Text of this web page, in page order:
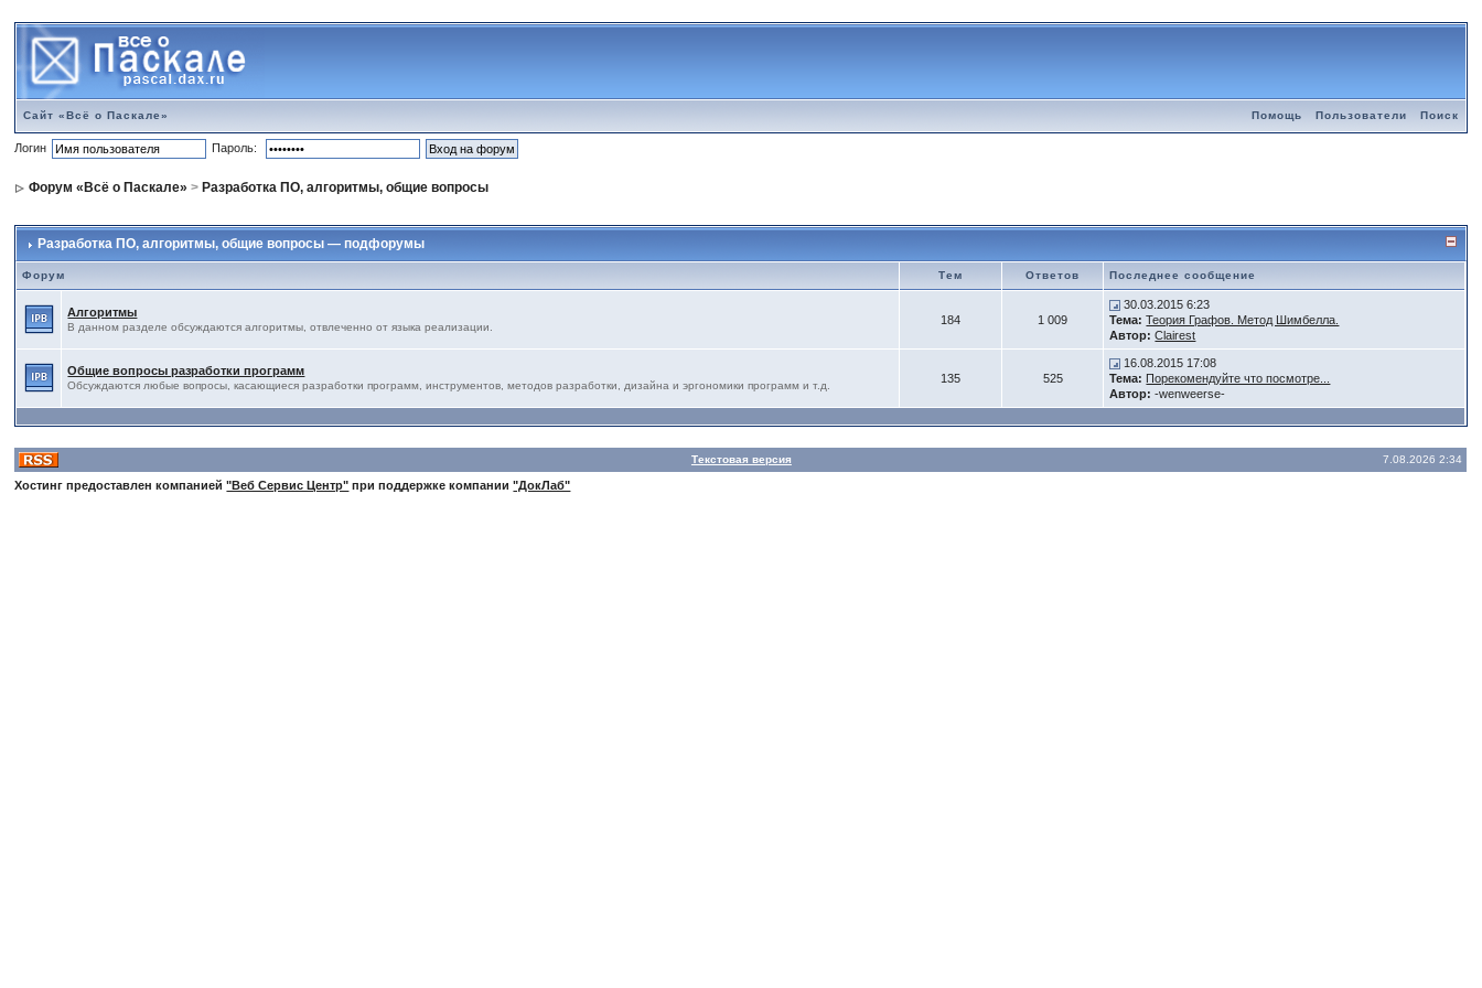
Сайт «Всё о Паскале» Помощь Пользователи Поиск
Логин Пароль:
Форум «Всё о Паскале» > Разработка ПО, алгоритмы, общие вопросы
Разработка ПО, алгоритмы, общие вопросы — подфорумы
Форум Тем Ответов Последнее сообщение
Алгоритмы
В данном разделе обсуждаются алгоритмы, отвлеченно от языка реализации.
184 1 009
30.03.2015 6:23
Тема: Теория Графов. Метод Шимбелла.
Автор: Clairest
Общие вопросы разработки программ
Обсуждаются любые вопросы, касающиеся разработки программ, инструментов, методов разработки, дизайна и эргономики программ и т.д.
135 525
16.08.2015 17:08
Тема: Порекомендуйте что посмотре...
Автор: -wenweerse-
Текстовая версия 7.08.2026 2:34
Хостинг предоставлен компанией"Веб Сервис Центр" при поддержке компании"ДокЛаб"